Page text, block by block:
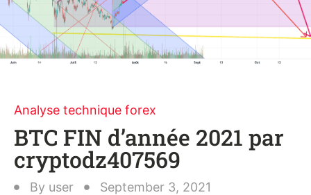
Analyse technique forex
BTC FIN d’année 2021 par
cryptodz407569
By user
September 3, 2021